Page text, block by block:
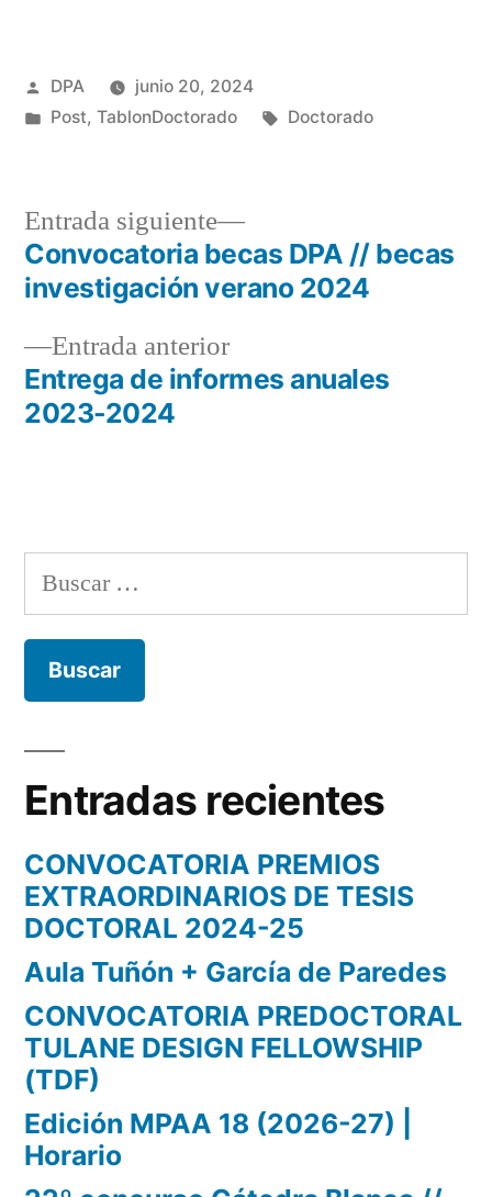
Publicado
por
DPA
junio 20, 2024
Publicado
Post, TablonDoctorado Etiquetas:
Doctorado
Navegación
entradas
Entrada anteriorEntrada
anterior:
Entrega de informes anuales
2023-2024
Entrada siguiente
Entrada
siguiente:
Convocatoria becas DPA // becas
investigación verano 2024
Buscar:
Entradas recientes
CONVOCATORIA PREMIOS
EXTRAORDINARIOS DE TESIS
DOCTORAL 2024-25
Aula Tuñón + García de Paredes
CONVOCATORIA PREDOCTORAL
TULANE DESIGN FELLOWSHIP
(TDF)
Edición MPAA 18 (2026-27) |
Horario